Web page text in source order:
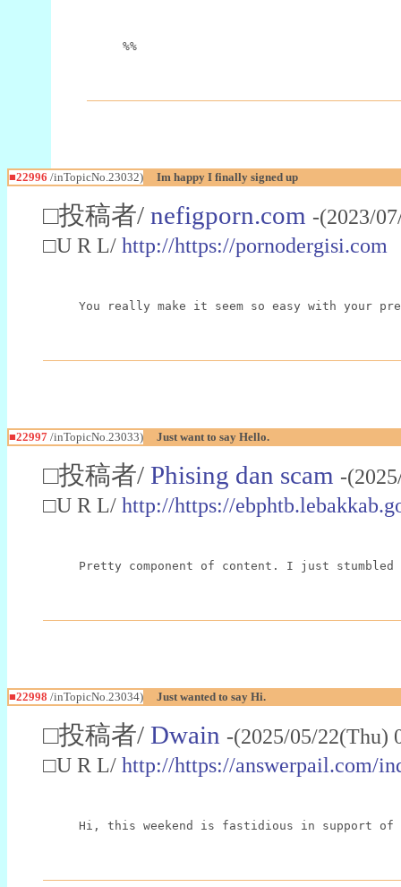
%%
■22996 /inTopicNo.23032) Im happy I finally signed up
□投稿者/ nefigporn.com -(2023/
□U R L/ http://https://pornodergisi.com
You really make it seem so easy with your
■22997 /inTopicNo.23033) Just want to say Hello.
□投稿者/ Phising dan scam -
□U R L/ http://https://
Pretty component of content. I just
■22998 /inTopicNo.23034) Just wanted to say Hi.
□投稿者/ Dwain -(2025/05/
□U R L/ http://https://answerpail.com/
Hi, this weekend is fastidious in support of